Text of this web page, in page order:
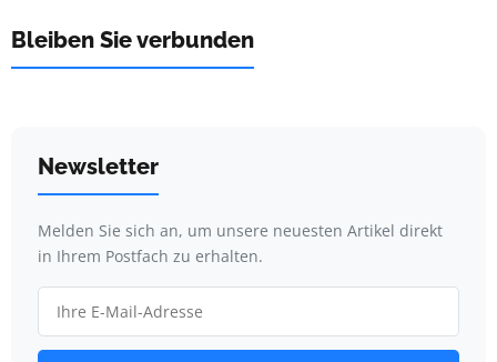
Bleiben Sie verbunden
Newsletter
Melden Sie sich an, um unsere neuesten Artikel direkt
in Ihrem Postfach zu erhalten.